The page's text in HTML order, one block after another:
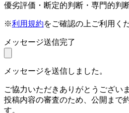
優劣評価・断定的判断・専門的判
※利用規約をご確認の上ご利用く
メッセージ送信完了
メッセージを送信しました。
ご協力いただきありがとうござい
投稿内容の審査のため、公開まで
す。